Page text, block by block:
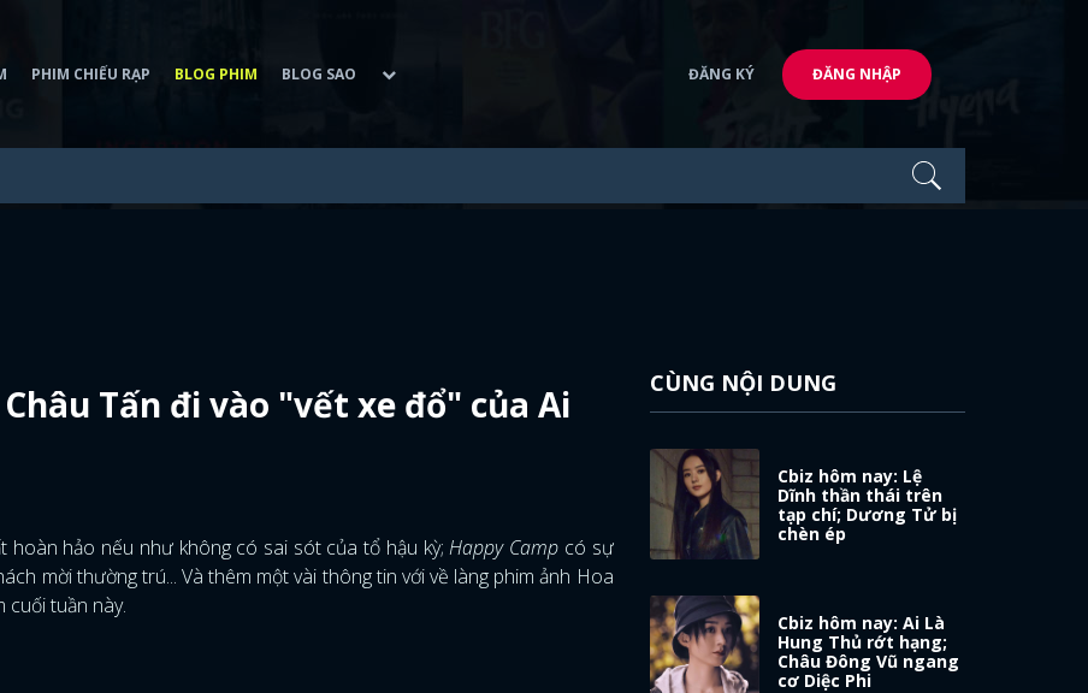
PHIM CHIẾU RẠP BLOG PHIM BLOG SAO ĐĂNG KÝ ĐĂNG NHẬP
Tấn đi vào "vết xe đổ" của Ai
hoàn hảo nếu như không có sai sót của tổ hậu kỳ;Happy Camp có sự
mời thường trú... Và thêm một vài thông tin với về làng phim ảnh Hoa
cuối tuần này.
CÙNG NỘI DUNG
Cbiz hôm nay: Lệ
Dĩnh thần thái trên
tạp chí; Dương Tử bị
chèn ép
Cbiz hôm nay: Ai Là
Hung Thủ rớt hạng;
Châu Đông Vũ ngang
cơ Diệc Phi